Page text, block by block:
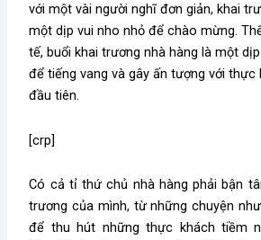
với một vài người nghĩ đơn giản, khai
một dịp vui nho nhỏ để chào mừng.
tế, buổi khai trương nhà hàng là một
để tiếng vang và gây ấn tượng với thực
đầu tiên.
[crp]
Có cả tỉ thứ chủ nhà hàng phải bận
trương của mình, từ những chuyện
để thu hút những thực khách tiềm